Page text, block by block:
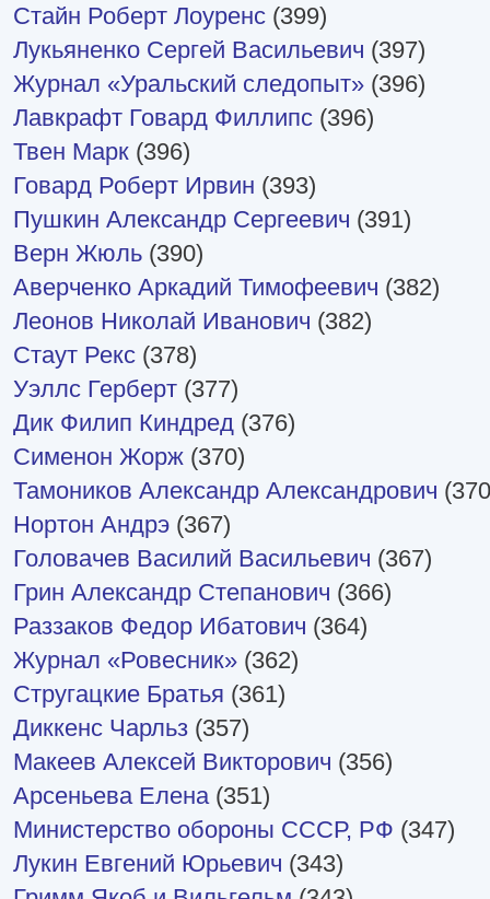
Стайн Роберт Лоуренс (399)
Лукьяненко Сергей Васильевич (397)
Журнал «Уральский следопыт» (396)
Лавкрафт Говард Филлипс (396)
Твен Марк (396)
Говард Роберт Ирвин (393)
Пушкин Александр Сергеевич (391)
Верн Жюль (390)
Аверченко Аркадий Тимофеевич (382)
Леонов Николай Иванович (382)
Стаут Рекс (378)
Уэллс Герберт (377)
Дик Филип Киндред (376)
Сименон Жорж (370)
Тамоников Александр Александрович
Нортон Андрэ (367)
Головачев Василий Васильевич (367)
Грин Александр Степанович (366)
Раззаков Федор Ибатович (364)
Журнал «Ровесник» (362)
Стругацкие Братья (361)
Диккенс Чарльз (357)
Макеев Алексей Викторович (356)
Арсеньева Елена (351)
Министерство обороны СССР, РФ (347)
Лукин Евгений Юрьевич (343)